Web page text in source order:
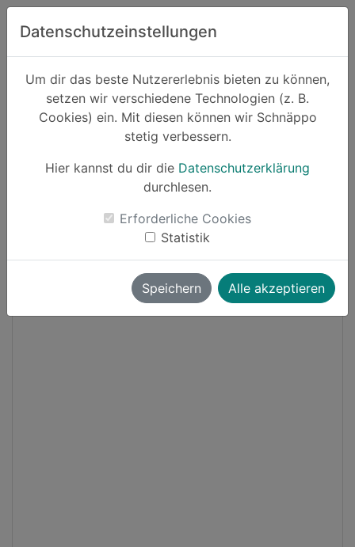
Zum Hauptinhalt springen
Datenschutzeinstellungen
Um dir das beste Nutzererlebnis bieten zu können,
setzen wir verschiedene Technologien (z. B.
Cookies) ein. Mit diesen können wir Schnäppo
stetig verbessern.
Hier kannst du dir die Datenschutzerklärung
durchlesen.
Erforderliche Cookies
Statistik
Speichern Alle akzeptieren
Suchen
Schnäppchen Mode
Black Friday -20%